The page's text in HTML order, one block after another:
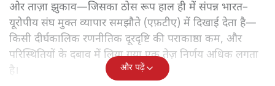
ओर ताज़ा झुकाव—जिसका ठोस रूप हाल ही में संपन्न भारत–
यूरोपीय संघ मुक्त व्यापार समझौते (एफ़टीए) में दिखाई देता है—
किसी दीर्घकालिक रणनीतिक दूरदृष्टि की पराकाष्ठा कम, और
परिस्थितियों के दबाव में लिया गया एक तेज़ निर्णय अधिक लगता
है।
और पढ़ें